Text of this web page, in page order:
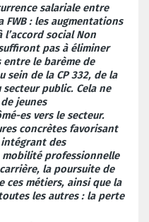
salariale entre
FWB : les augmentations
social Non
pas à éliminer
le barème de
sein de la CP 332, de la
secteur public. Cela ne
jeunes
es vers le secteur.
concrètes favorisant
des
professionnelle
la poursuite de
ces métiers, ainsi que la
les autres : la perte